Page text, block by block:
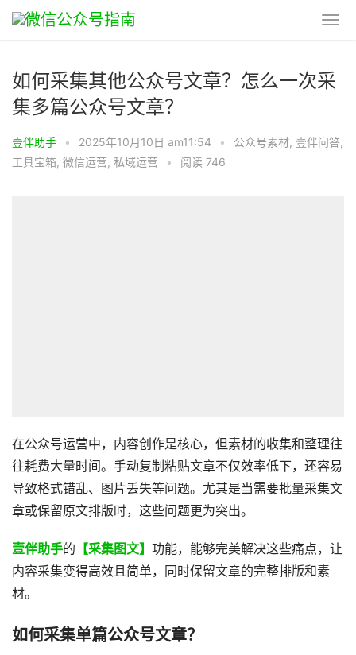
如何采集其他公众号文章？怎么一次采
集多篇公众号文章？
壹伴助手 • 2025年10月10日 am11:54 • 公众号素材, 壹伴问答,
工具宝箱, 微信运营, 私域运营 • 阅读 746
在公众号运营中，内容创作是核心，但素材的收集和整理往
往耗费大量时间。手动复制粘贴文章不仅效率低下，还容易
导致格式错乱、图片丢失等问题。尤其是当需要批量采集文
章或保留原文排版时，这些问题更为突出。
壹伴助手的 【采集图文】 功能，能够完美解决这些痛点，让
内容采集变得高效且简单，同时保留文章的完整排版和素
材。
如何采集单篇公众号文章？